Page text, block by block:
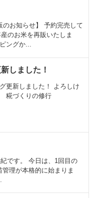
のお知らせ】 予約完売して
のお米を再販いたしま
ングか...
しました！
更新しました！ よろしけ
糀づくりの修行
です。 今日は、1回目の
理が本格的に始まりま